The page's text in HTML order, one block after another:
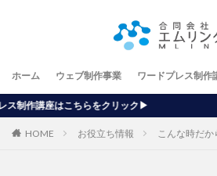
ホーム ウェブ制作事業 ワードプレス制作
ック▶
HOME お役立ち情報 こんな時だか